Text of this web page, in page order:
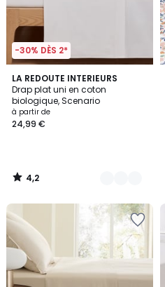
-30% DÈS 2*
LA REDOUTE INTERIEURS
Drap plat uni en coton
biologique, Scenario
à partir de
24,99 €
4,2
/ 5
8
Couleurs
4,2
/